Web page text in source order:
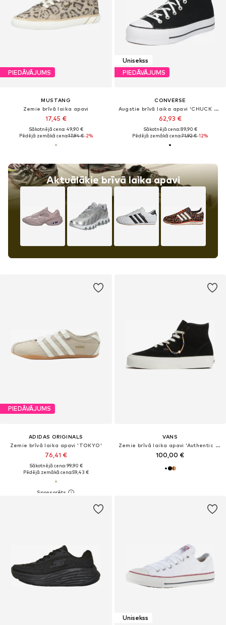
PIEDĀVĀJUMS
MUSTANG
Zemie brīvā laika apavi
17,45 €
Sākotnējā cena: 49,90 €
Pēdējā zemākā cena:17,94 €-2%
Aktuālākie brīvā laika apavi
Unisekss
PIEDĀVĀJUMS
CONVERSE
Augstie brīvā laika apavi 'CHUCK TAYLOR ALL STAR LIFT PLATFORM WIDE WIDTH'
62,93 €
Sākotnējā cena: 89,90 €
Pēdējā zemākā cena:71,92 €-12%
PIEDĀVĀJUMS
ADIDAS ORIGINALS
Zemie brīvā laika apavi 'TOKYO'
76,41 €
Sākotnējā cena: 99,90 €
Pēdējā zemākā cena:59,43 €
VANS
Zemie brīvā laika apavi 'Authentic Hi 2.0'
100,00 €
Unisekss